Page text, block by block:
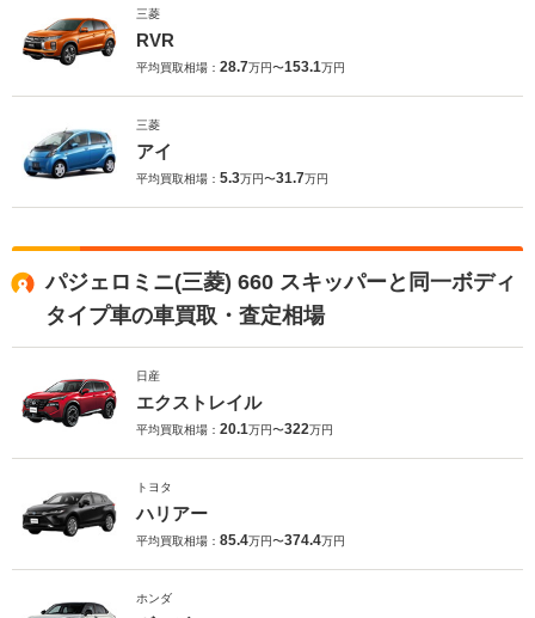
三菱
RVR
平均買取相場： 28.7万円〜153.1万円
三菱
アイ
平均買取相場： 5.3万円〜31.7万円
パジェロミニ(三菱) 660 スキッパーと同一ボディ
タイプ車の車買取・査定相場
日産
エクストレイル
平均買取相場： 20.1万円〜322万円
トヨタ
ハリアー
平均買取相場： 85.4万円〜374.4万円
ホンダ